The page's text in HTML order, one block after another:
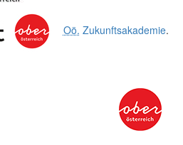
Oö. Zukunftsakademie.